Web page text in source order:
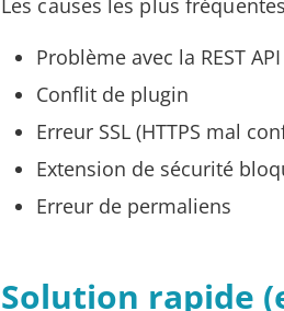
Les causes les plus
Problème avec la REST API
Conflit de plugin
Erreur SSL (HTTPS mal
Extension de sécurité
Erreur de permaliens
Solution rapide